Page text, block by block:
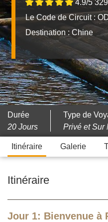
4.9/5
Le Code de Circuit :
Destination : Chine
Durée
20 Jours
Type de
Privé et Sur
Itinéraire Galerie
Itinéraire
Jour 1: Bienvenue à